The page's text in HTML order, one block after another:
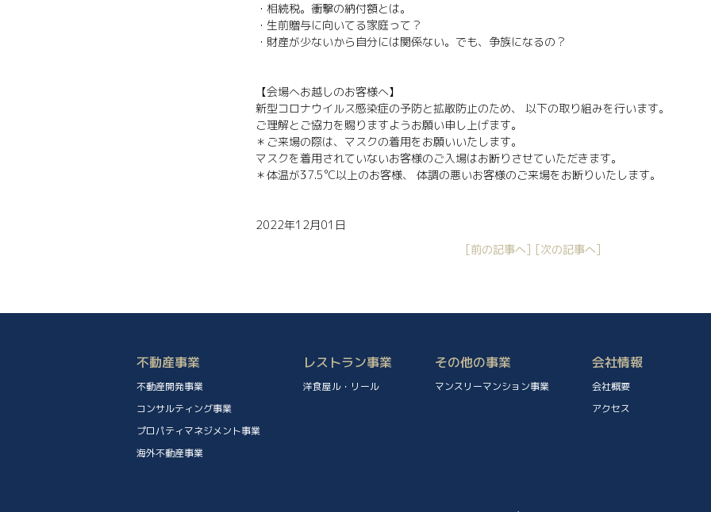
・相続税。衝撃の納付額とは。
・生前贈与に向いてる家庭って？
・財産が少ないから自分には関係ない。でも、争族になるの？
【会場へお越しのお客様へ】
新型コロナウイルス感染症の予防と拡散防止のため、 以下の取り組みを行います。
ご理解とご協力を賜りますようお願い申し上げます。
＊ご来場の際は、マスクの着用をお願いいたします。
マスクを着用されていないお客様のご入場はお断りさせていただきます。
＊体温が37.5°C以上のお客様、 体調の悪いお客様のご来場をお断りいたします。
2022年12月01日
[前の記事へ] [次の記事へ]
不動産事業
不動産開発事業
コンサルティング事業
プロパティマネジメント事業
海外不動産事業
レストラン事業
洋食屋ル・リール
その他の事業
マンスリーマンション事業
会社情報
会社概要
アクセス